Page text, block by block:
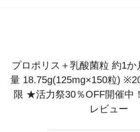
プロポリス＋乳酸菌粒 約1か
量 18.75g(125mg×150粒)
限 ★活力祭30％OFF開催中
レビュー